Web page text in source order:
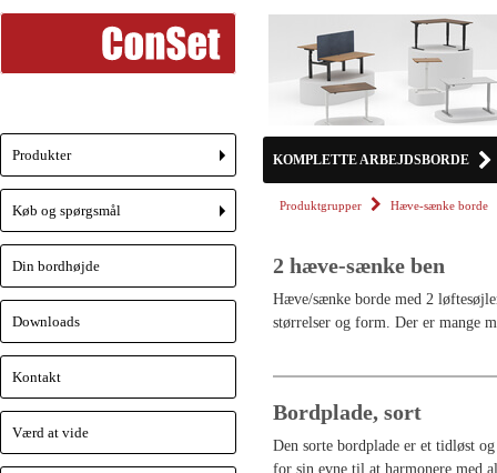
KOMPLETTE ARBEJDSBORDE
Produktgrupper Hæve-sænke borde
2 hæve-sænke ben
Hæve/sænke borde med 2
størrelser og form. Der er mange
Bordplade, sort
Den sorte bordplade er et tidløst
for sin evne til at harmonere med
+
Produkter
+
Køb og spørgsmål
Din bordhøjde
Downloads
Kontakt
Værd at vide